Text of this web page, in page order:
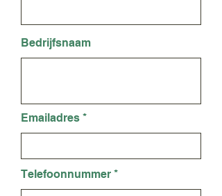
Bedrijfsnaam
Emailadres
Telefoonnummer